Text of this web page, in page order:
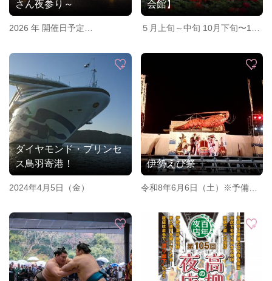
さん夜参り～
2026 年 開催日予定
4月17日（金）新月
7月29日（水）満月
8月28日（金）満月
9月27日（日）満月
10月11日（日）新月
11月9日（月）新月
会館】
５月上旬～中旬 10月下旬〜11
ダイヤモンド・プリンセ
ス鳥羽寄港！
2024年4月5日（金）
伊勢えび祭
令和8年6月6日（土）※予備日6